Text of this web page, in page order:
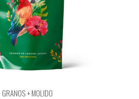
GRANOS + MOLIDO